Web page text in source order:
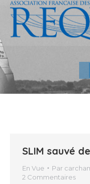
SLIM sauvé
En Vue Par
2 Commentaires